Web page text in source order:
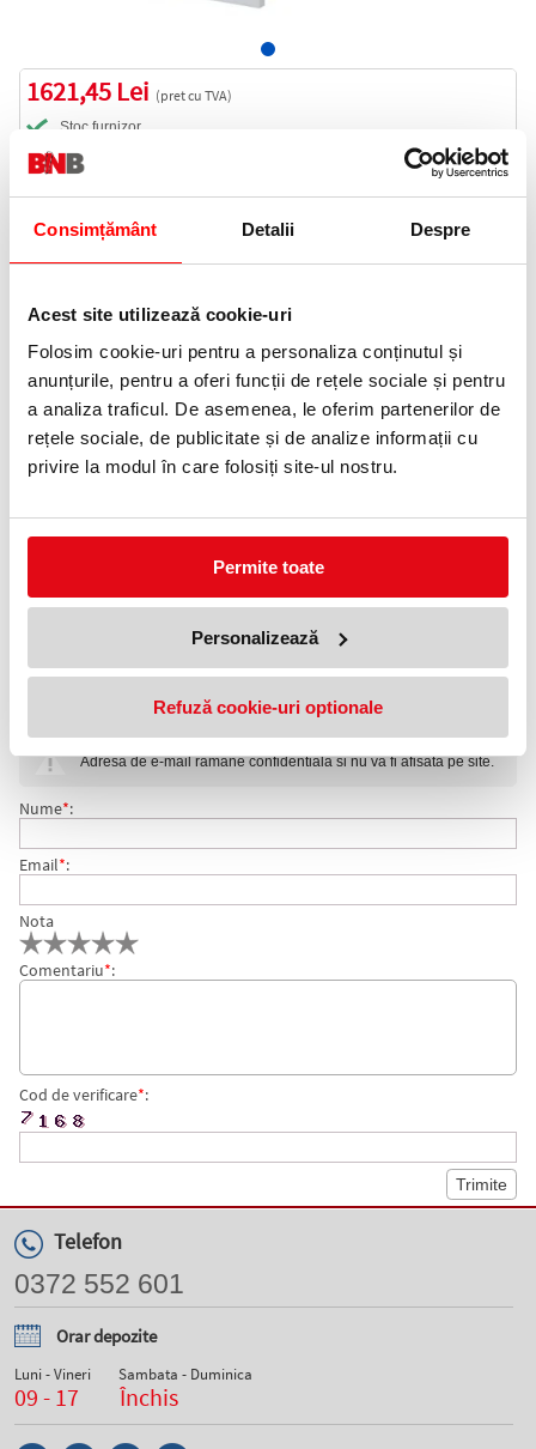
Consimțământ Detalii Despre
Acest site utilizează cookie-uri
Folosim cookie-uri pentru a personaliza conținutul și
anunțurile, pentru a oferi funcții de rețele sociale și pentru
a analiza traficul. De asemenea, le oferim partenerilor de
rețele sociale, de publicitate și de analize informații cu
privire la modul în care folosiți site-ul nostru.
Permite toate
Personalizează
Refuză cookie-uri optionale
1621,45 Lei (pret cu TVA)
Stoc furnizor
1622 puncte de fidelitate
Bucati:
Cod produs:M310181
Livrare gratuita
Telefon:
0372 552 601
Adauga in wishlist
dimensiuni i x l x a: 53,5 x 46 x 78,5 cm
material: tabla de otel, gr. 0,7 mm
varianta: suspendat
X 78,5 CM, 3 SERTARE
Adresa de e-mail ramane confidentiala si nu va fi afisata pe site.
Nume*:
Email*:
Nota
Comentariu*:
Cod de verificare*:
Telefon
0372 552 601
Orar depozite
Luni - Vineri
09 - 17
Sambata - Duminica
Închis